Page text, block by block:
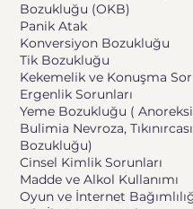
Bozukluğu (OKB)
Panik Atak
Konversiyon Bozukluğu
Tik Bozukluğu
Kekemelik ve Konuşma
Ergenlik Sorunları
Yeme Bozukluğu (
Bulimia Nevroza,
Bozukluğu)
Cinsel Kimlik Sorunları
Madde ve Alkol Kullanımı
Oyun ve İnternet